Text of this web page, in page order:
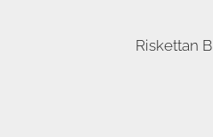
Riskettan B